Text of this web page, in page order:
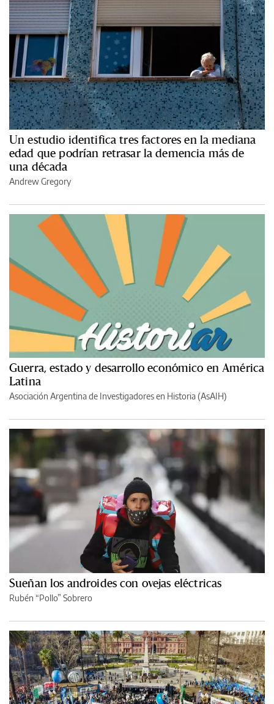
Un estudio identifica tres factores en la mediana
edad que podrían retrasar la demencia más de
una década
Andrew Gregory
Guerra, estado y desarrollo económico en América
Latina
Asociación Argentina de Investigadores en Historia (AsAIH)
Sueñan los androides con ovejas eléctricas
Rubén “Pollo” Sobrero